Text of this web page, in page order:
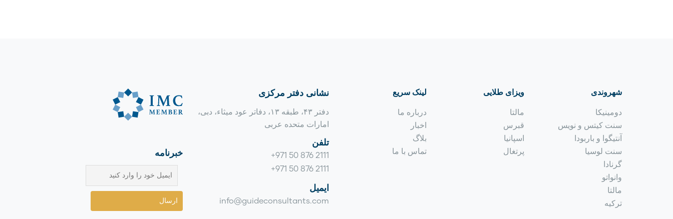
شهروندی
دومینیکا
سنت کیتس و نویس
آنتیگوا و باربودا
سنت لوسیا
گرنادا
وانواتو
مالتا
ترکیه
ویزای طلایی
مالتا
قبرس
اسپانیا
پرتغال
لینک سریع
درباره ما
اخبار
بلاگ
تماس با ما
نشانی دفتر مرکزی
دفتر ۴۳، طبقه ۱۳، دفاتر عود میثاء، دبی،
امارات متحده عربی
تلفن
+971 50 876 2111
+971 50 876 2111
ایمیل
info@guideconsultants.com
خبرنامه